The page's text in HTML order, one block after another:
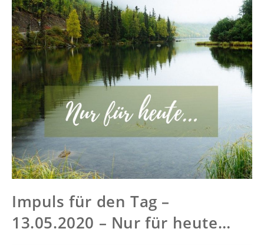
Impuls für den Tag –
13.05.2020 – Nur für heute…